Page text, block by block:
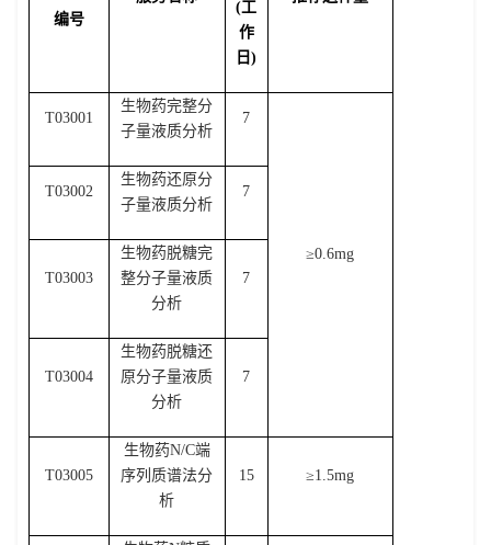
编号
(工
作
日)
T03001
生物药完整分
子量液质分析
7
≥0.6mg
T03002
生物药还原分
子量液质分析
7
T03003
生物药脱糖完
整分子量液质
分析
7
T03004
生物药脱糖还
原分子量液质
分析
7
T03005
生物药N/C端
序列质谱法分
析
15 ≥1.5mg